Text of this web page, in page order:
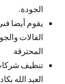
الجودة.
يقوم أيضا
الفالات
المحترقة
تنظيف
العبد الله